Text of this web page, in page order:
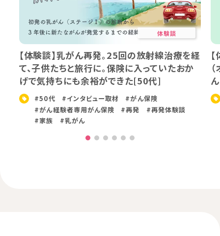
体験談
【体験談】乳がん再発。25回の放射線治療を経
て、子供たちと旅行に。保険に入っていたおか
げで気持ちにも余裕ができた[50代]
#50代 #インタビュー取材
#がん保険
#がん経験者専用がん保険
#再発
#再発体験談
#家族
#乳がん